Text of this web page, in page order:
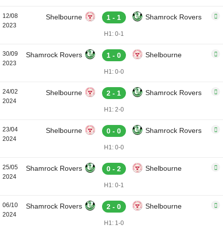
12/08
2023
Shelbourne 1 - 1 Shamrock Rovers
H1: 0-1
30/09
2023
Shamrock Rovers 1 - 0 Shelbourne
H1: 0-0
24/02
2024
Shelbourne 2 - 1 Shamrock Rovers
H1: 2-0
23/04
2024
Shelbourne 0 - 0 Shamrock Rovers
H1: 0-0
25/05
2024
Shamrock Rovers 0 - 2 Shelbourne
H1: 0-1
06/10
2024
Shamrock Rovers 2 - 0 Shelbourne
H1: 1-0